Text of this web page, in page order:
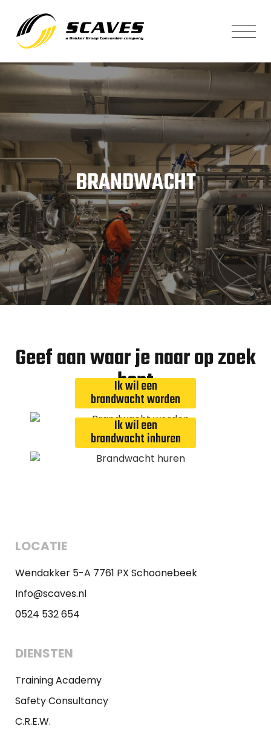
BRANDWACHT
Geef aan waar je naar op zoek
bent
Ik wil een
brandwacht worden
Ik wil een
brandwacht inhuren
LOCATIE
Wendakker 5-A 7761 PX Schoonebeek
Info@scaves.nl
0524 532 654
DIENSTEN
Training Academy
Safety Consultancy
C.R.E.W.